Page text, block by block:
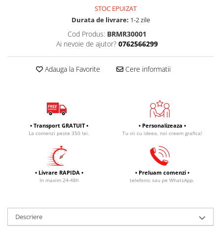
STOC EPUIZAT
Durata de livrare: 1-2 zile
Cod Produs: BRMR30001
Ai nevoie de ajutor? 0762566299
Adauga la Favorite Cere informatii
• Transport GRATUIT •
La comenzi peste 350 lei.
• Personalizeaza •
Tu vii cu ideea, noi creem grafica!
• Livrare RAPIDA •
In maxim 24-48h
• Preluam comenzi •
telefonic sau pe WhatsApp.
Descriere